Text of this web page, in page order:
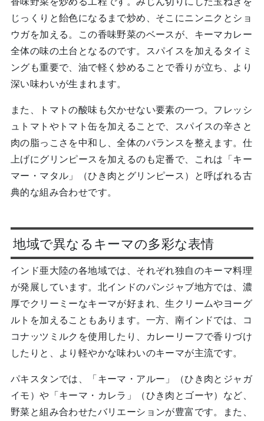
じっくりと飴色になるまで炒め、そこにニンニクとショ
ウガを加える。この香味野菜のベースが、キーマカレー
全体の味の土台となるのです。スパイスを加えるタイミ
ングも重要で、油で軽く炒めることで香りが立ち、より
深い味わいが生まれます。
また、トマトの酸味も欠かせない要素の一つ。フレッシ
ュトマトやトマト缶を加えることで、スパイスの辛さと
肉の脂っこさを中和し、全体のバランスを整えます。仕
上げにグリンピースを加えるのも定番で、これは「キー
マー・マタル」（ひき肉とグリンピース）と呼ばれる古
典的な組み合わせです。
地域で異なるキーマの多彩な表情
インド亜大陸の各地域では、それぞれ独自のキーマ料理
が発展しています。北インドのパンジャブ地方では、濃
厚でクリーミーなキーマが好まれ、生クリームやヨーグ
ルトを加えることもあります。一方、南インドでは、コ
コナッツミルクを使用したり、カレーリーフで香りづけ
したりと、より軽やかな味わいのキーマが主流です。
パキスタンでは、「キーマ・アルー」（ひき肉とジャガ
イモ）や「キーマ・カレラ」（ひき肉とゴーヤ）など、
野菜と組み合わせたバリエーションが豊富です。また、